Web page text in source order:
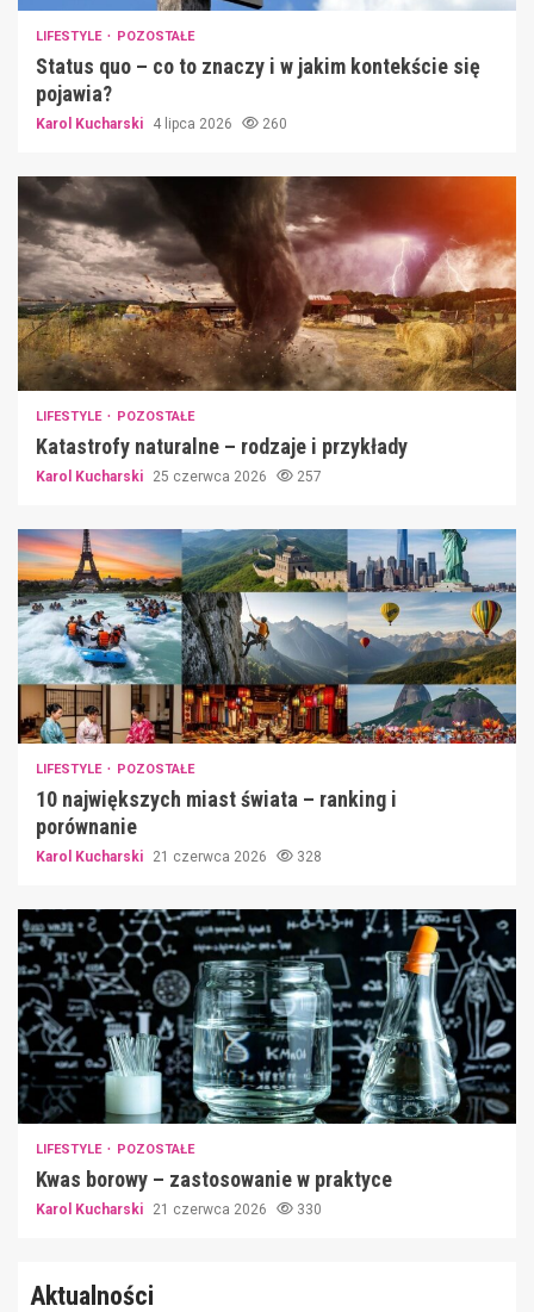
LIFESTYLE POZOSTAŁE
Status quo – co to znaczy i w jakim kontekście się
pojawia?
Karol Kucharski 4 lipca 2026 260
LIFESTYLE POZOSTAŁE
Katastrofy naturalne – rodzaje i przykłady
Karol Kucharski 25 czerwca 2026 257
LIFESTYLE POZOSTAŁE
10 największych miast świata – ranking i
porównanie
Karol Kucharski 21 czerwca 2026 328
LIFESTYLE POZOSTAŁE
Kwas borowy – zastosowanie w praktyce
Karol Kucharski 21 czerwca 2026 330
Aktualności